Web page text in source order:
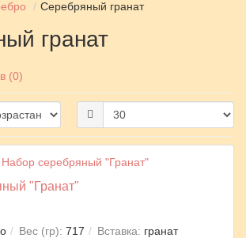
Серебряный гранат
гранат
(0)
"Гранат"
Вес (гр): 717 Вставка: гранат